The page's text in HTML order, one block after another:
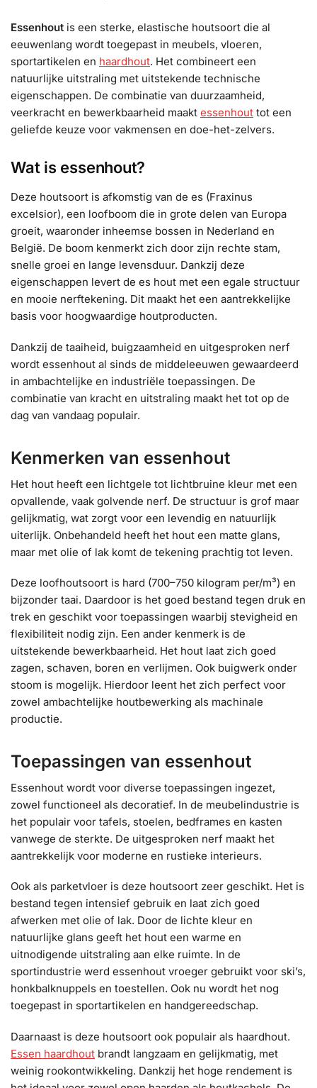
Essenhout is een sterke, elastische houtsoort die al
eeuwenlang wordt toegepast in meubels, vloeren,
sportartikelen en haardhout. Het combineert een
natuurlijke uitstraling met uitstekende technische
eigenschappen. De combinatie van duurzaamheid,
veerkracht en bewerkbaarheid maakt essenhout tot een
geliefde keuze voor vakmensen en doe-het-zelvers.
Wat is essenhout?
Deze houtsoort is afkomstig van de es (Fraxinus
excelsior), een loofboom die in grote delen van Europa
groeit, waaronder inheemse bossen in Nederland en
België. De boom kenmerkt zich door zijn rechte stam,
snelle groei en lange levensduur. Dankzij deze
eigenschappen levert de es hout met een egale structuur
en mooie nerftekening. Dit maakt het een aantrekkelijke
basis voor hoogwaardige houtproducten.
Dankzij de taaiheid, buigzaamheid en uitgesproken nerf
wordt essenhout al sinds de middeleeuwen gewaardeerd
in ambachtelijke en industriële toepassingen. De
combinatie van kracht en uitstraling maakt het tot op de
dag van vandaag populair.
Kenmerken van essenhout
Het hout heeft een lichtgele tot lichtbruine kleur met een
opvallende, vaak golvende nerf. De structuur is grof maar
gelijkmatig, wat zorgt voor een levendig en natuurlijk
uiterlijk. Onbehandeld heeft het hout een matte glans,
maar met olie of lak komt de tekening prachtig tot leven.
Deze loofhoutsoort is hard (700–750 kilogram per/m³) en
bijzonder taai. Daardoor is het goed bestand tegen druk en
trek en geschikt voor toepassingen waarbij stevigheid en
flexibiliteit nodig zijn. Een ander kenmerk is de
uitstekende bewerkbaarheid. Het hout laat zich goed
zagen, schaven, boren en verlijmen. Ook buigwerk onder
stoom is mogelijk. Hierdoor leent het zich perfect voor
zowel ambachtelijke houtbewerking als machinale
productie.
Toepassingen van essenhout
Essenhout wordt voor diverse toepassingen ingezet,
zowel functioneel als decoratief. In de meubelindustrie is
het populair voor tafels, stoelen, bedframes en kasten
vanwege de sterkte. De uitgesproken nerf maakt het
aantrekkelijk voor moderne en rustieke interieurs.
Ook als parketvloer is deze houtsoort zeer geschikt. Het is
bestand tegen intensief gebruik en laat zich goed
afwerken met olie of lak. Door de lichte kleur en
natuurlijke glans geeft het hout een warme en
uitnodigende uitstraling aan elke ruimte. In de
sportindustrie werd essenhout vroeger gebruikt voor ski’s,
honkbalknuppels en toestellen. Ook nu wordt het nog
toegepast in sportartikelen en handgereedschap.
Daarnaast is deze houtsoort ook populair als haardhout.
Essen haardhout brandt langzaam en gelijkmatig, met
weinig rookontwikkeling. Dankzij het hoge rendement is